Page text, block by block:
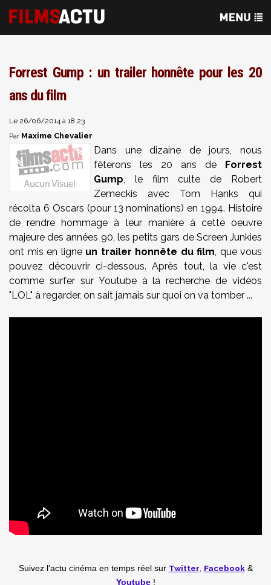
Forrest Gump : un trailer honnête pour les 20
ans du film
Le 26/06/2014 à 18:23
Par Maxime Chevalier
Dans une dizaine de jours, nous
fêterons les 20 ans de Forrest
Gump, le film culte de Robert
Zemeckis avec Tom Hanks qui
récolta 6 Oscars (pour 13 nominations) en 1994. Histoire
de rendre hommage à leur manière à cette oeuvre
majeure des années 90, les petits gars de Screen Junkies
ont mis en ligne un trailer honnête du film, que vous
pouvez découvrir ci-dessous. Après tout, la vie c'est
comme surfer sur Youtube à la recherche de vidéos
"LOL" à regarder, on sait jamais sur quoi on va tomber ...
Suivez l'actu cinéma en temps réel sur Twitter Facebook&
Youtube!